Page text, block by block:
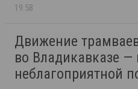
19:58
Движение
во Владикавказе —
неблагоприятной